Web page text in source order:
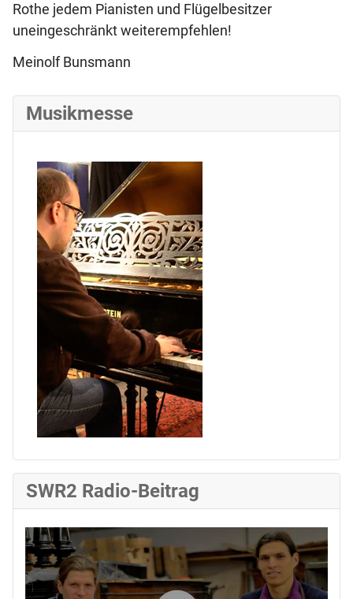
Rothe jedem Pianisten und Flügelbesitzer
uneingeschränkt weiterempfehlen!
Meinolf Bunsmann
Musikmesse
SWR2 Radio-Beitrag